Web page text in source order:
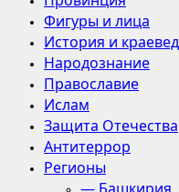
Фигуры и лица
История и
Народознание
Православие
Ислам
Защита Отечества
Антитеррор
Регионы